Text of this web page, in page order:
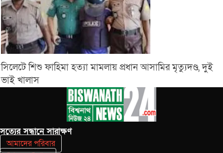
সিলেটে শিশু ফাহিমা হত্যা মামলায় প্রধান আসামির মৃত্যুদণ্ড, দুই
ভাই খালাস
সত‌্যের সন্ধানে সারাক্ষণ
আমাদের পরিবার